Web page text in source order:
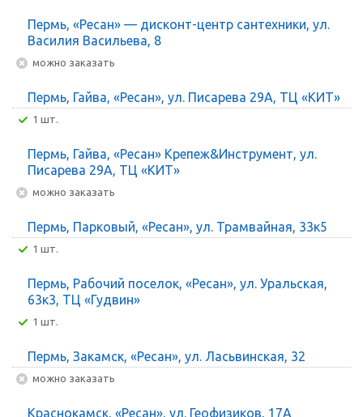
Пермь, «Ресан» — дисконт-центр сантехники, ул.
Василия Васильева, 8
Можно заказать
Пермь, Гайва, «Ресан», ул. Писарева 29А, ТЦ «КИТ»
1 шт.
Пермь, Гайва, «Ресан» Крепеж&Инструмент, ул.
Писарева 29А, ТЦ «КИТ»
Можно заказать
Пермь, Парковый, «Ресан», ул. Трамвайная, 33к5
1 шт.
Пермь, Рабочий поселок, «Ресан», ул. Уральская,
63к3, ТЦ «Гудвин»
1 шт.
Пермь, Закамск, «Ресан», ул. Ласьвинская, 32
Можно заказать
Краснокамск, «Ресан», ул. Геофизиков, 17А